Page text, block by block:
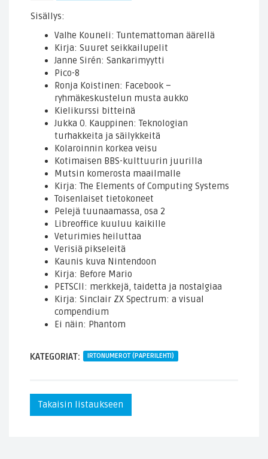
2016.1
(paperilehti)
määrä
Sisällys:
Valhe Kouneli: Tuntemattoman äärellä
Kirja: Suuret seikkailupelit
Janne Sirén: Sankarimyytti
Pico-8
Ronja Koistinen: Facebook –
ryhmäkeskustelun musta aukko
Kielikurssi bitteinä
Jukka O. Kauppinen: Teknologian
turhakkeita ja säilykkeitä
Kolaroinnin korkea veisu
Kotimaisen BBS-kulttuurin juurilla
Mutsin komerosta maailmalle
Kirja: The Elements of Computing Systems
Toisenlaiset tietokoneet
Pelejä tuunaamassa, osa 2
Libreoffice kuuluu kaikille
Veturimies heiluttaa
Verisiä pikseleitä
Kaunis kuva Nintendoon
Kirja: Before Mario
PETSCII: merkkejä, taidetta ja nostalgiaa
Kirja: Sinclair ZX Spectrum: a visual
compendium
Ei näin: Phantom
KATEGORIAT: IRTONUMEROT (PAPERILEHTI)
Takaisin listaukseen